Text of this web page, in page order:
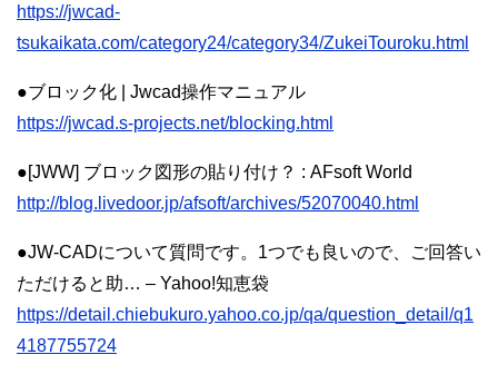
https://jwcad-
tsukaikata.com/category24/category34/ZukeiTouroku.html
●ブロック化 | Jwcad操作マニュアル
https://jwcad.s-projects.net/blocking.html
●[JWW] ブロック図形の貼り付け？ : AFsoft World
http://blog.livedoor.jp/afsoft/archives/52070040.html
●JW-CADについて質問です。1つでも良いので、ご回答い
ただけると助… – Yahoo!知恵袋
https://detail.chiebukuro.yahoo.co.jp/qa/question_detail/q1
4187755724